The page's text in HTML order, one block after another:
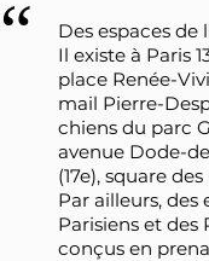
Des espaces
Il existe à Paris
place Renée-
mail Pierre-
chiens du parc
avenue Dode-
(17e), square
Par ailleurs, des
Parisiens et des
conçus en